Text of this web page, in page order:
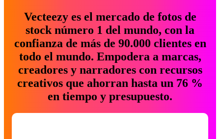
Vecteezy es el mercado de fotos de
stock número 1 del mundo, con la
confianza de más de 90.000 clientes en
todo el mundo. Empodera a marcas,
creadores y narradores con recursos
creativos que ahorran hasta un 76 %
en tiempo y presupuesto.